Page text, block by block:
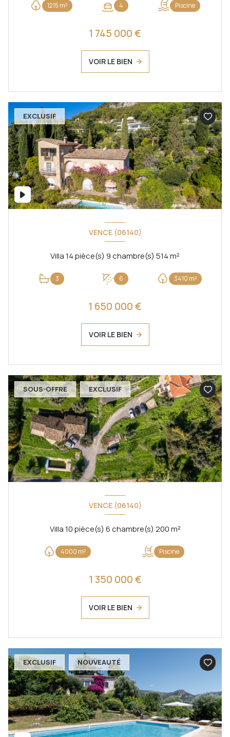
1215 m² 4 Piscine
1 745 000 €
VOIR LE BIEN
EXCLUSIF
VENCE (06140)
Villa 14 pièce(s) 9 chambre(s) 514 m²
3 6 3410 m²
1 650 000 €
VOIR LE BIEN
SOUS-OFFRE EXCLUSIF
VENCE (06140)
Villa 10 pièce(s) 6 chambre(s) 200 m²
4000 m² Piscine
1 350 000 €
VOIR LE BIEN
EXCLUSIF NOUVEAUTÉ